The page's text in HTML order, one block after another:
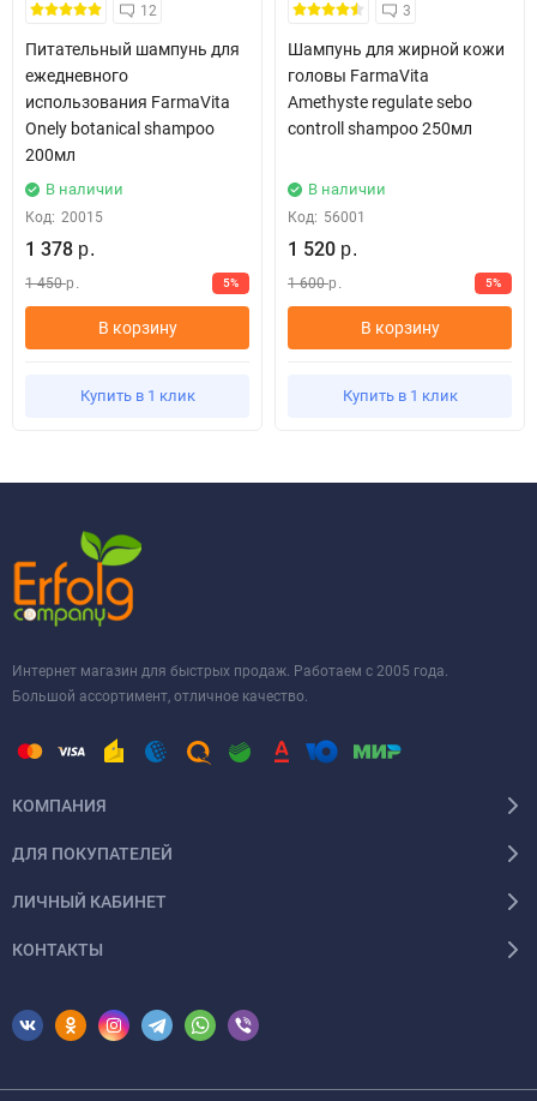
12
Питательный шампунь для
ежедневного
использования FarmaVita
Onely botanical shampoo
200мл
В наличии
Код: 20015
1 378 р.
1 450 р. 5%
В корзину
Купить в 1 клик
3
Шампунь для жирной кожи
головы FarmaVita
Amethyste regulate sebo
controll shampoo 250мл
В наличии
Код: 56001
1 520 р.
1 600 р. 5%
В корзину
Купить в 1 клик
Интернет магазин для быстрых продаж. Работаем с 2005 года.
Большой ассортимент, отличное качество.
КОМПАНИЯ
ДЛЯ ПОКУПАТЕЛЕЙ
ЛИЧНЫЙ КАБИНЕТ
КОНТАКТЫ